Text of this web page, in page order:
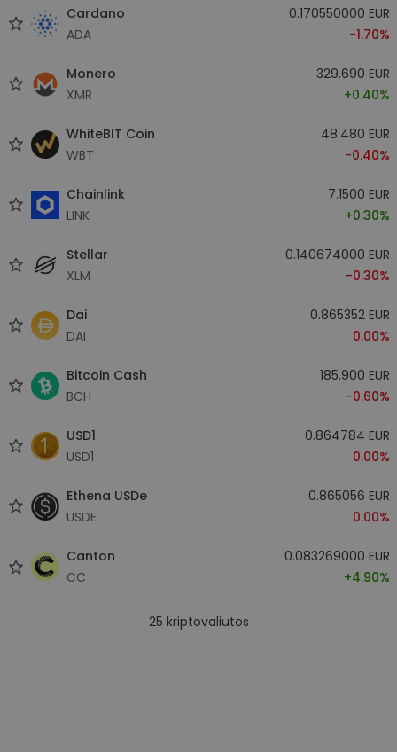
Cardano
ADA
0.170550000 EUR
-1.70%
Monero
XMR
329.690 EUR
+0.40%
WhiteBIT Coin
WBT
48.480 EUR
-0.40%
Chainlink
LINK
7.1500 EUR
+0.30%
Stellar
XLM
0.140674000 EUR
-0.30%
Dai
DAI
0.865352 EUR
0.00%
Bitcoin Cash
BCH
185.900 EUR
-0.60%
USD1
USD1
0.864784 EUR
0.00%
Ethena USDe
USDE
0.865056 EUR
0.00%
Canton
CC
0.083269000 EUR
+4.90%
25 kriptovaliutos